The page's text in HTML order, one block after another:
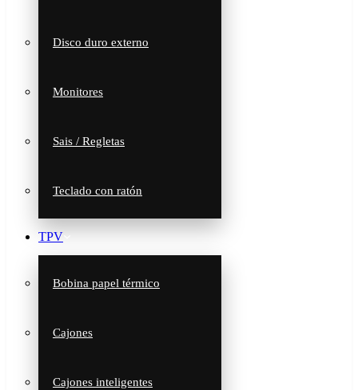
Disco duro externo
Monitores
Sais / Regletas
Teclado con ratón
TPV
Bobina papel térmico
Cajones
Cajones inteligentes